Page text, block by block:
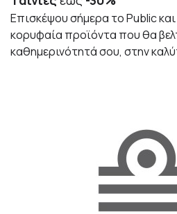
Επισκέψου σήμερα το Public
κορυφαία προϊόντα που θα
καθημερινότητά σου, στην